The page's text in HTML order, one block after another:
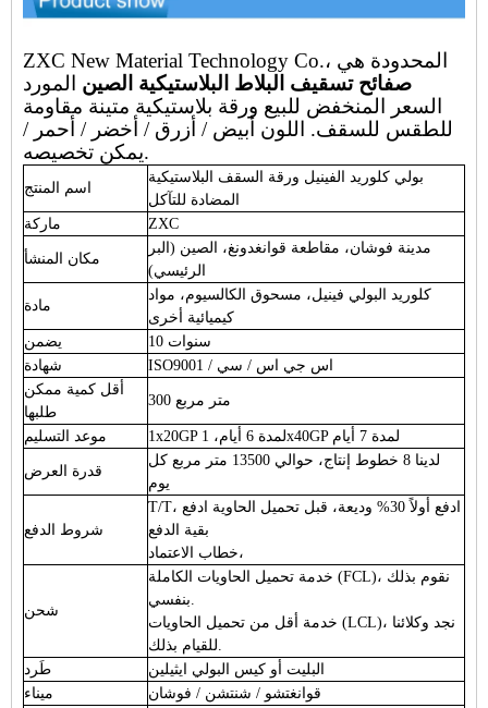
ZXC New Material Technology Co.، المحدودة هي
صفائح تسقيف البلاط البلاستيكية الصين المورد
السعر المنخفض للبيع ورقة بلاستيكية متينة مقاومة
للطقس للسقف. اللون أبيض / أزرق / أخضر / أحمر /
يمكن تخصيصه.
اسم المنتج
بولي كلوريد الفينيل ورقة السقف البلاستيكية
المضادة للتآكل
ماركة
ZXC
مكان المنشأ
مدينة فوشان، مقاطعة قوانغدونغ، الصين (البر
الرئيسي)
مادة
كلوريد البولي فينيل، مسحوق الكالسيوم، مواد
كيميائية أخرى
يضمن
10 سنوات
شهادة
ISO9001 / اس جي اس / سي
أقل كمية ممكن
طلبها
300 متر مربع
موعد التسليم 1x20GP لمدة 6 أيام، 1x40GP لمدة 7 أيام
قدرة العرض
لدينا 8 خطوط إنتاج، حوالي 13500 متر مربع كل
يوم
شروط الدفع
T/T، ادفع أولاً 30% وديعة، قبل تحميل الحاوية ادفع
بقية الدفع
خطاب الاعتماد،
شحن
خدمة تحميل الحاويات الكاملة (FCL)، نقوم بذلك
بنفسي.
خدمة أقل من تحميل الحاويات (LCL)، نجد وكلائنا
للقيام بذلك.
طَرد
البليت أو كيس البولي ايثيلين
ميناء
قوانغتشو / شنتشن / فوشان